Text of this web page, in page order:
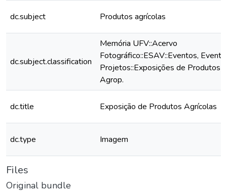
dc.subject Produtos agrícolas
dc.subject.classification
Memória UFV::Acervo
Fotográfico::ESAV::Eventos,
Projetos::Exposições de Produtos
Agrop.
dc.title Exposição de Produtos Agrícolas
dc.type Imagem
Files
Original bundle